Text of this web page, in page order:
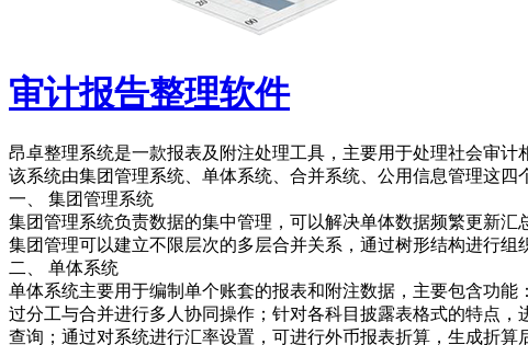
审计报告整理软件
昂卓整理系统是一款报表及附注处理工具，主要用于处理社会审
该系统由集团管理系统、单体系统、合并系统、公用信息管理这四
一、 集团管理系统
集团管理系统负责数据的集中管理，可以解决单体数据频繁更新
集团管理可以建立不限层次的多层合并关系，通过树形结构进行
二、 单体系统
单体系统主要用于编制单个账套的报表和附注数据，主要包含功
过分工与合并进行多人协同操作；针对各科目披露表格式的特点
查询；通过对系统进行汇率设置，可进行外币报表折算，生成折